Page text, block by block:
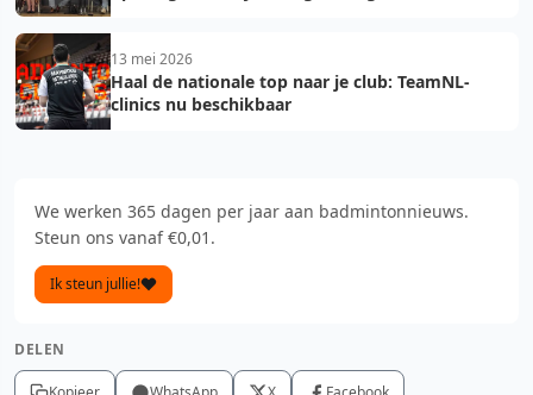
13 mei 2026
Haal de nationale top naar je club: TeamNL-
clinics nu beschikbaar
We werken 365 dagen per jaar aan badmintonnieuws.
Steun ons vanaf €0,01.
Ik steun jullie!
DELEN